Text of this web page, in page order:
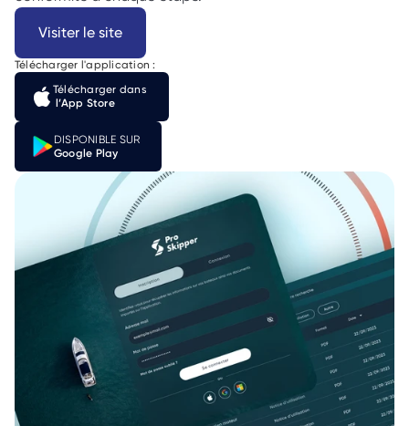
Visiter le site
Télécharger l'application :
Télécharger dans
l’App Store
DISPONIBLE SUR
Google Play